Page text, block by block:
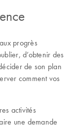
progrès
d’obtenir des
de son plan
comment vos
activités
une demande